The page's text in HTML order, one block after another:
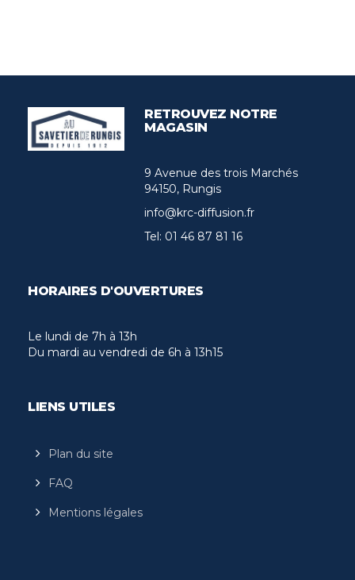
RETROUVEZ NOTRE
MAGASIN
9 Avenue des trois Marchés
94150, Rungis
info@krc-diffusion.fr
Tel: 01 46 87 81 16
HORAIRES D'OUVERTURES
Le lundi de 7h à 13h
Du mardi au vendredi de 6h à 13h15
LIENS UTILES
Plan du site
FAQ
Mentions légales